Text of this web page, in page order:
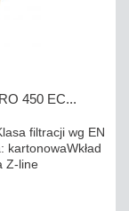
450 EC...
filtracji wg EN
Z-line